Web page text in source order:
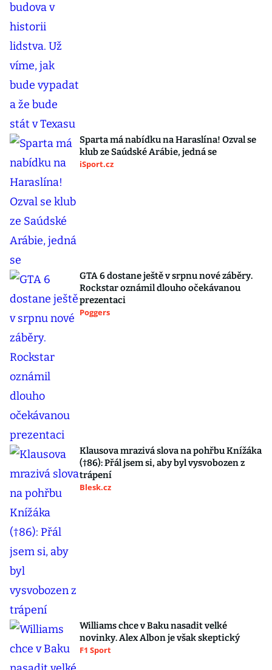
Sparta má nabídku na Haraslína! Ozval se
klub ze Saúdské Arábie, jedná se
iSport.cz
GTA 6 dostane ještě v srpnu nové záběry.
Rockstar oznámil dlouho očekávanou
prezentaci
Poggers
Klausova mrazivá slova na pohřbu Knížáka
(†86): Přál jsem si, aby byl vysvobozen z
trápení
Blesk.cz
Williams chce v Baku nasadit velké
novinky. Alex Albon je však skeptický
F1 Sport